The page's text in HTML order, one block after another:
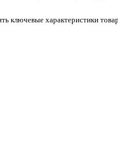
ключевые характеристики